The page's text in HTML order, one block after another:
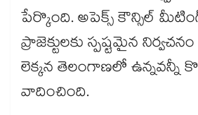
పేర్కొంది. అపెక్స్​ కౌన్సిల్​
ప్రాజెక్టులకు స్పష్టమైన
లెక్కన తెలంగాణలో ఉన్నవన్నీ
వాదించింది.